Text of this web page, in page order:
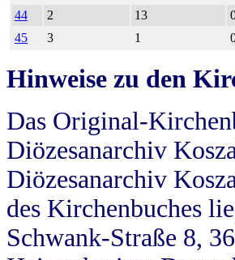
44
2 13
45
3 1
Hinweise zu den
Das Original-
Diözesanarchiv
Diözesanarchiv
des Kirchenbuches
Schwank-Straße 8,